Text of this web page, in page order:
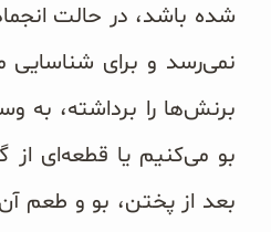
شده باشد، در حالت
نمی‌رسد و برای
برنش‌ها را برداشته، به
بو می‌‌کنیم یا قطعه‌‌ای از
بعد از پختن، بو و طعم